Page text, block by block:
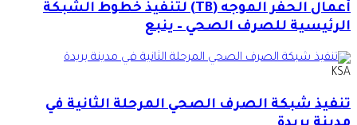
أعمال الحفر الموجه (TB) لتنفيذ خطوط الشبكة
الرئيسية للصرف الصحي – ينبع
KSA
تنفيذ شبكة الصرف الصحي المرحلة الثانية في